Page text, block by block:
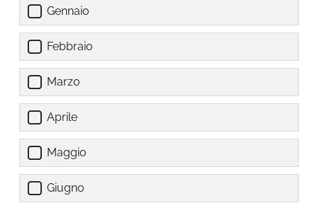
Gennaio
Febbraio
Marzo
Aprile
Maggio
Giugno